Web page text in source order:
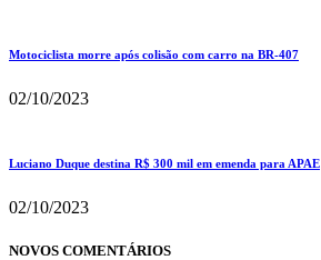
Motociclista morre após colisão com carro na BR-407
02/10/2023
Luciano Duque destina R$ 300 mil em emenda para APAE
02/10/2023
NOVOS COMENTÁRIOS